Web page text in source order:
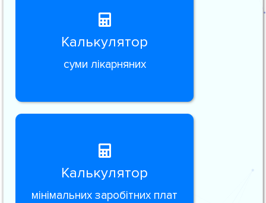
Калькулятор
суми лікарняних
Калькулятор
мінімальних заробітних плат